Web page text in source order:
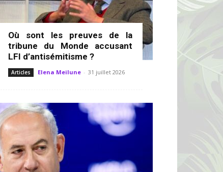
Où sont les preuves de la
tribune du Monde accusant
LFI d’antisémitisme ?
Articles Elena Meilune - 31 juillet 2026